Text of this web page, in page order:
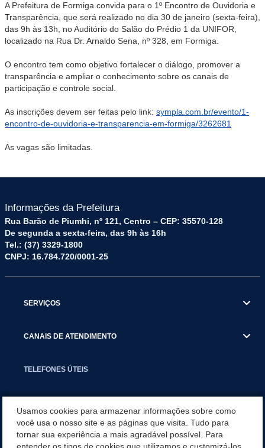
A Prefeitura de Formiga convida para o 1º Encontro de Ouvidoria e
Transparência, que será realizado no dia 30 de janeiro (sexta-feira),
das 9h às 13h, no Auditório do Salão do Prédio 1 da UNIFOR,
localizado na Rua Dr. Arnaldo Sena, nº 328, em Formiga.
O encontro tem como objetivo fortalecer o diálogo, promover a
transparência e ampliar o conhecimento sobre os canais de
participação e controle social.
As inscrições devem ser feitas pelo link: sympla.com.br/evento/1-
encontro-de-ouvidoria-e-transparencia-em-formiga/3262681
As vagas são limitadas.
Informações da Prefeitura
Rua Barão de Piumhi, nº 121, Centro – CEP: 35570-128
De segunda a sexta-feira, das 9h às 16h
Tel.: (37) 3329-1800
CNPJ: 16.784.720/0001-25
SERVIÇOS
CANAIS DE ATENDIMENTO
TELEFONES ÚTEIS
NOTÍCIAS
Usamos cookies para armazenar informações sobre como
você usa o nosso site e as páginas que visita. Tudo para
tornar sua experiência a mais agradável possível. Para